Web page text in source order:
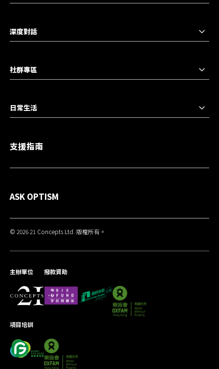
深度對話
社群專區
日常生活
支援指南
ASK OPTISM
© 2026 21 Concepts Ltd. 版權所有。
主辦單位 撥款資助
項目培訓